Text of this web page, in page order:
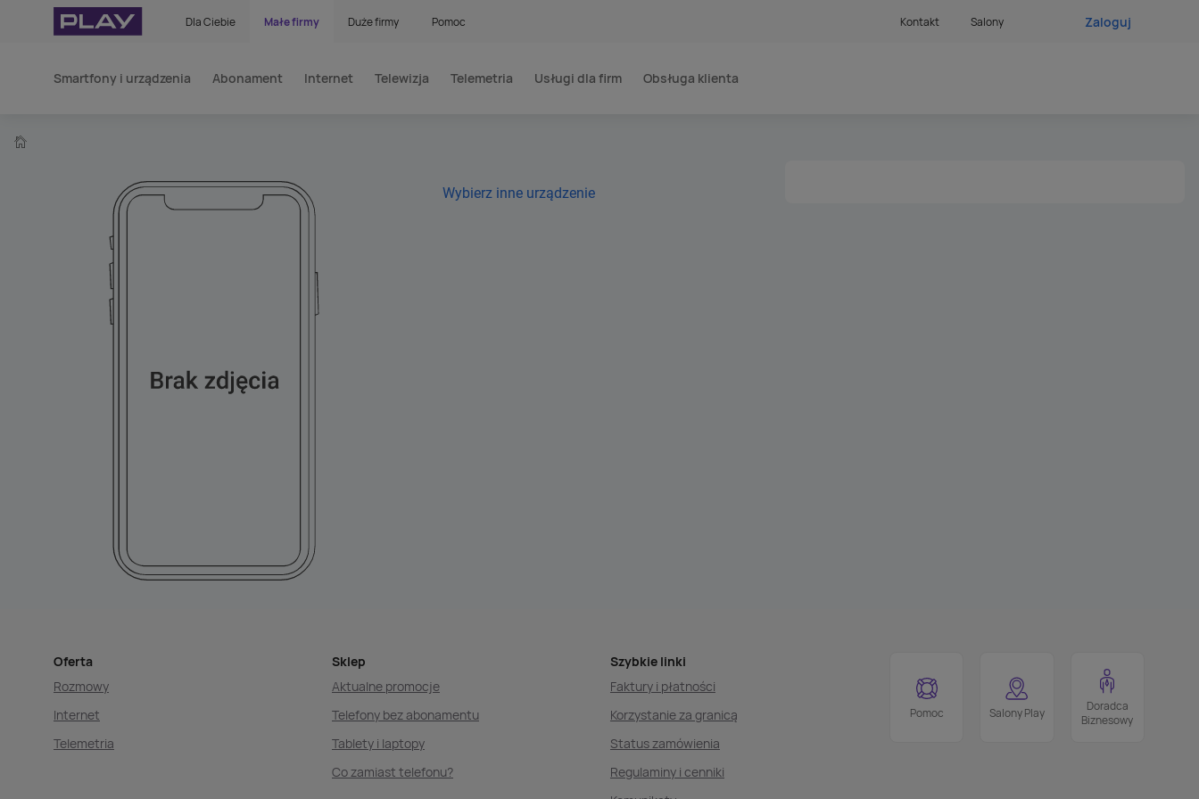
Dla Ciebie Małe firmy Duże firmy Pomoc Kontakt Salony Zaloguj
Smartfony i urządzenia Abonament Internet Telewizja Telemetria Usługi dla firm Obsługa klienta
Wybierz inne urządzenie
Oferta
Rozmowy
Internet
Telemetria
Sklep
Aktualne promocje
Telefony bez abonamentu
Tablety i laptopy
Co zamiast telefonu?
Szybkie linki
Faktury i płatności
Korzystanie za granicą
Status zamówienia
Regulaminy i cenniki
Pomoc Salony Play
Doradca
Biznesowy